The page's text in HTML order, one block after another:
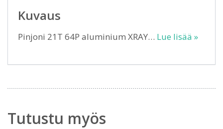
Kuvaus
Pinjoni 21T 64P aluminium XRAY… Lue lisää »
Tutustu myös